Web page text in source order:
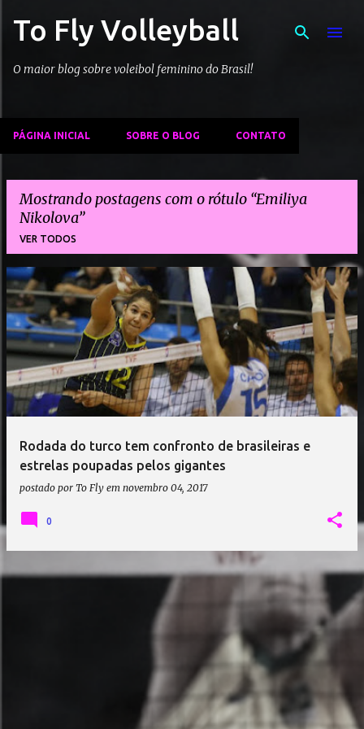
Pular para o conteúdo principal
To Fly Volleyball
O maior blog sobre voleibol feminino do Brasil!
PÁGINA INICIAL SOBRE O BLOG CONTATO
Mostrando postagens com o rótulo Emiliya
Nikolova
VER TODOS
P
o
s
t
a
g
Rodada do turco tem confronto de brasileiras e
estrelas poupadas pelos gigantes
postado por To Fly em novembro 04, 2017
0